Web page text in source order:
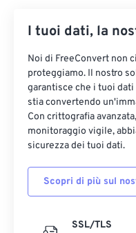
I tuoi dati, la
Noi di FreeConvert non
proteggiamo. Il nostro
garantisce che i tuoi
stia convertendo
Con crittografia
monitoraggio vigile,
sicurezza dei tuoi dati.
Scopri di più sul
SSL/TLS